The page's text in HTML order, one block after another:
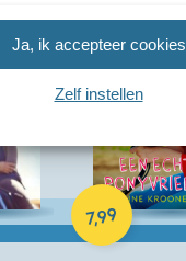
Ja, ik accepteer cookies
Zelf instellen
7,99
E-book